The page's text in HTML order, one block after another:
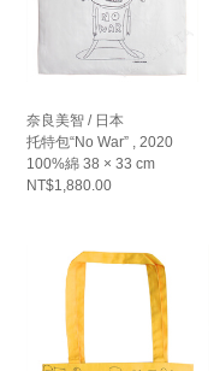
奈良美智 / 日本
托特包“No War” , 2020
100%綿 38 × 33 cm
NT$1,880.00